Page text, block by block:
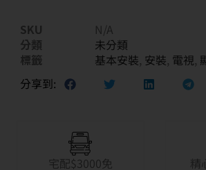
SKU
N/A
分類
未分類
標籤
基本安裝, 安裝, 電視,
分享到:
宅配$3000免
精